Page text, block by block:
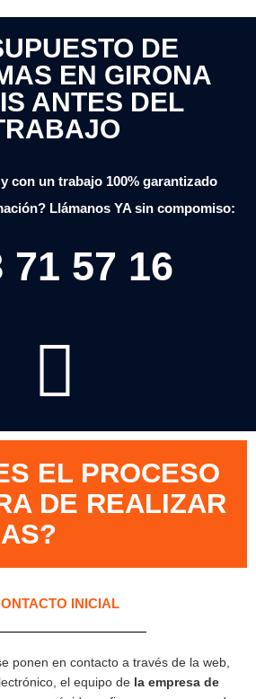
DE
EN GIRONA
ANTES DEL
con un trabajo 100% garantizado
Llámanos YA sin compomiso:
71 57 16
EL PROCESO
DE REALIZAR
INICIAL
ponen en contacto a través de la web,
el equipo de la empresa de